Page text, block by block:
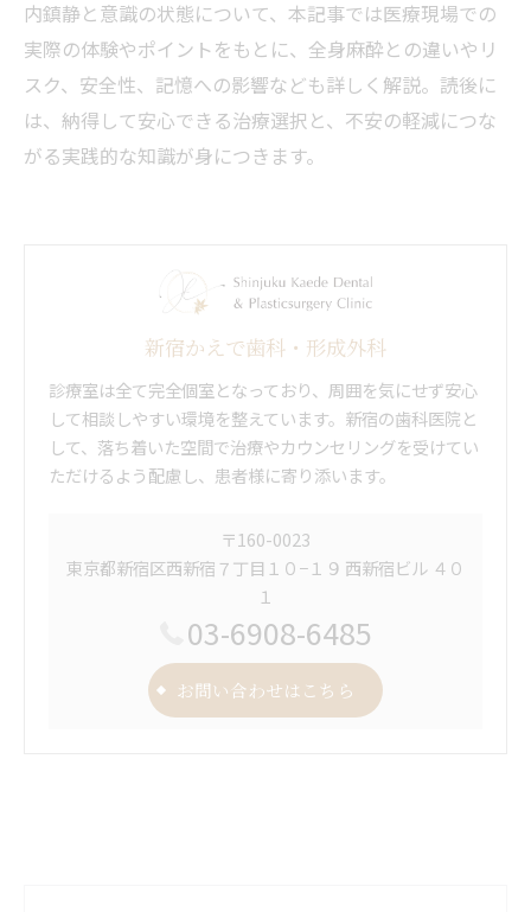
内鎮静と意識の状態について、本記事では医療現場での
実際の体験やポイントをもとに、全身麻酔との違いやリ
スク、安全性、記憶への影響なども詳しく解説。読後に
は、納得して安心できる治療選択と、不安の軽減につな
がる実践的な知識が身につきます。
新宿かえで歯科・形成外科
診療室は全て完全個室となっており、周囲を気にせず安心
して相談しやすい環境を整えています。新宿の歯科医院と
して、落ち着いた空間で治療やカウンセリングを受けてい
ただけるよう配慮し、患者様に寄り添います。
〒160-0023
東京都新宿区西新宿７丁目１０−１９ 西新宿ビル ４０
１
03-6908-6485
お問い合わせはこちら